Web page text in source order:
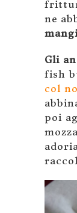
ne
Gli
fish
col
poi